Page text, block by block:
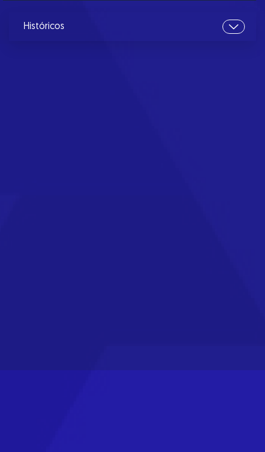
Históricos